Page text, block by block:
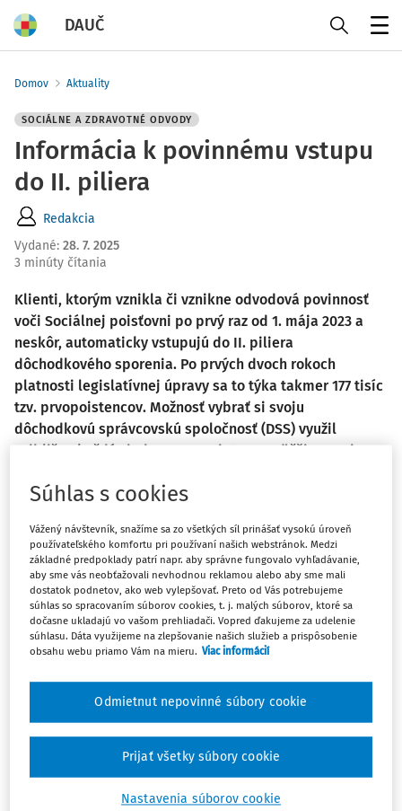
DAUČ
Domov Aktuality
SOCIÁLNE A ZDRAVOTNÉ ODVODY
Informácia k povinnému vstupu
do II. piliera
Redakcia
Vydané: 28. 7. 2025
3 minúty čítania
Klienti, ktorým vznikla či vznikne odvodová povinnosť
voči Sociálnej poisťovni po prvý raz od 1. mája 2023 a
neskôr, automaticky vstupujú do II. piliera
dôchodkového sporenia. Po prvých dvoch rokoch
platnosti legislatívnej úpravy sa to týka takmer 177 tisíc
tzv. prvopoistencov. Možnosť vybrať si svoju
dôchodkovú správcovskú spoločnosť (DSS) využil
približne každý siedmy prvopoistenec, väčšina svoje
uplynutí lehoty im tak systém pridelil DSS automaticky.
celkovo 4 041 prvopoistencov, po vystúpení sa rozhodlo
opätovne do II. piliera vstúpiť 277 poistencov.
Najpočetnejšou skupinou prvopoistencov sú študenti-
brigádnici (takmer 84 tisíc), nasledujú zamestnanci
(viac ako 53 tisíc), tzv. dohodári (takmer 25 tisíc)
a samostatne zárobkovo činné osoby (viac ako 8 tisíc).
o tom Sociálna poisťovňa priebežne informuje
automaticky písomne poštou alebo do eSchránky.
Povinný vstup do II. piliera sa týka nielen mladých ľudí,
ktorí končia štúdium a po prvý raz sa zamestnajú, ale tiež
osôb do 40 rokov, ktoré predtým nemali povinnosť platiť
Súhlas s cookies
Vážený návštevník, snažíme sa zo všetkých síl prinášať vysokú úroveň
používateľského komfortu pri používaní našich webstránok. Medzi
základné predpoklady patrí napr. aby správne fungovalo vyhľadávanie,
aby sme vás neobťažovali nevhodnou reklamou alebo aby sme mali
dostatok podnetov, ako web vylepšovať. Preto od Vás potrebujeme
súhlas so spracovaním súborov cookies, t. j. malých súborov, ktoré sa
dočasne ukladajú vo vašom prehliadači. Vopred ďakujeme za udelenie
súhlasu. Dáta využijeme na zlepšovanie našich služieb a prispôsobenie
obsahu webu priamo Vám na mieru. Viac informácií
Nastavenia súborov cookie
Odmietnut nepovinné súbory cookie
Prijať všetky súbory cookie